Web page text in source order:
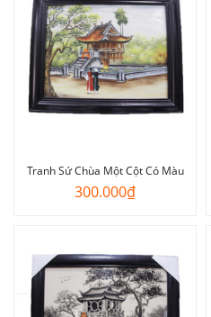
Tranh Sứ Chùa Một Cột Có Màu
300.000₫